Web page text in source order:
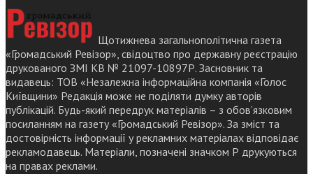
Щотижнева загальнополітична газета
«Громадський Ревізор», свідоцтво про державну реєстрацію
друкованого ЗМІ КВ № 21097-10897Р. Засновник та
видавець: ТОВ «Незалежна інформаційна компанія «Голос
Київщини» Редакція може не поділяти думку авторів
публікацій. Будь-який передрук матеріалів – з обов’язковим
посиланням на газету «Громадський Ревізор». За зміст та
достовірність інформації у рекламних матеріалах відповідає
рекламодавець. Матеріали, позначені значком Р друкуються
на правах реклами.